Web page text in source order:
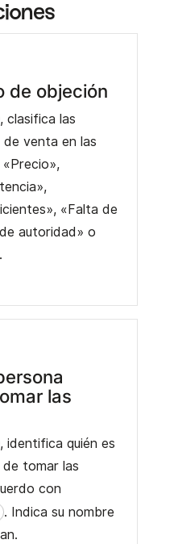
de objeción
, clasifica las
de venta en las
«Falta de
autoridad» o
las
, identifica quién es
tomar las
con
. Indica su nombre